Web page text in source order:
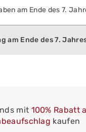
am Ende des 7.
am Ende des 7.
mit 100% Rabatt
kaufen